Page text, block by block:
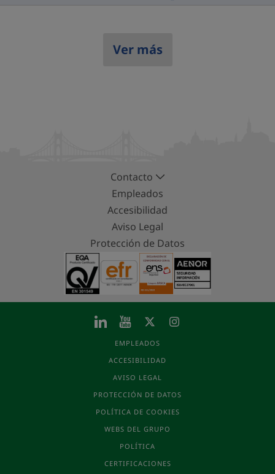
Ver más
Contacto
Empleados
Accesibilidad
Aviso Legal
Protección de Datos
EMPLEADOS
ACCESIBILIDAD
AVISO LEGAL
PROTECCIÓN DE DATOS
POLÍTICA DE COOKIES
WEBS DEL GRUPO
POLÍTICA
CERTIFICACIONES